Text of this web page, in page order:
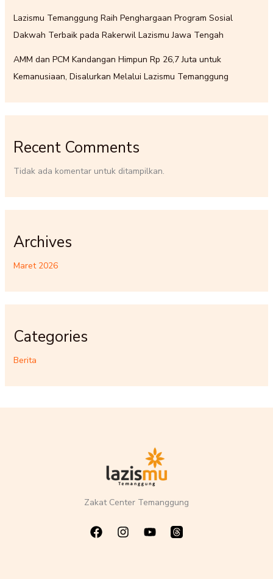
Lazismu Temanggung Raih Penghargaan Program Sosial
Dakwah Terbaik pada Rakerwil Lazismu Jawa Tengah
AMM dan PCM Kandangan Himpun Rp 26,7 Juta untuk
Kemanusiaan, Disalurkan Melalui Lazismu Temanggung
Recent Comments
Tidak ada komentar untuk ditampilkan.
Archives
Maret 2026
Categories
Berita
Zakat Center Temanggung